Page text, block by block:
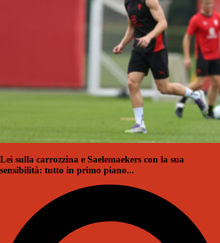
Lei sulla carrozzina e Saelemaekers con la sua
sensibilità: tutto in primo piano...